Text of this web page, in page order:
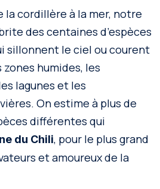
la cordillère à la mer, notre
des centaines d’espèces
sillonnent le ciel ou courent
humides, les
lagunes et les
On estime à plus de
différentes qui
du Chili, pour le plus grand
et amoureux de la